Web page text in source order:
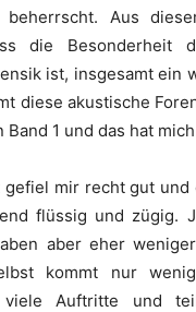
beherrscht. Aus
die Besonderheit
ist, insgesamt ein
diese akustische
Band 1 und das hat
gefiel mir recht gut und
flüssig und zügig.
aber eher
kommt nur
viele Auftritte und